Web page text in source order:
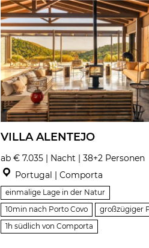
VILLA ALENTEJO
ab € 7.035 | Nacht | 38+2 Personen
Portugal | Comporta
einmalige Lage in der Natur
10min nach Porto Covo
großzügiger
1h südlich von Comporta